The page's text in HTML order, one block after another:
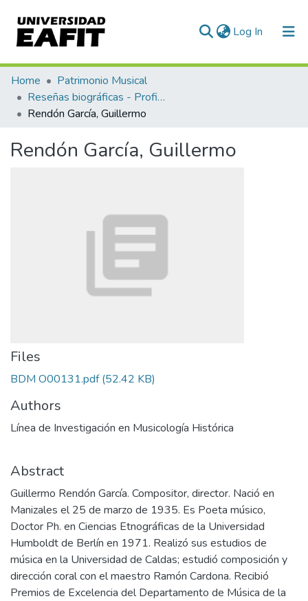
Log In (current)
Communities & Collections
All of DSpace
Home
Patrimonio Musical
Reseñas biográficas - Profiles
Rendón García, Guillermo
Rendón García, Guillermo
Files
BDM O00131.pdf(52.42 KB)
Authors
Línea de Investigación en Musicología Histórica
Abstract
Guillermo Rendón García. Compositor, director. Nació en
Manizales el 25 de marzo de 1935. Es Poeta músico,
Doctor Ph. en Ciencias Etnográficas de la Universidad
Humboldt de Berlín en 1971. Realizó sus estudios de
música en la Universidad de Caldas; estudió composición y
dirección coral con el maestro Ramón Cardona. Recibió
Premios de Excelencia del Departamento de Música de la